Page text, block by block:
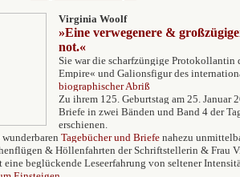
Virginia Woolf
»Eine verwegenere &
not.«
Sie war die scharfzüngige Protokollantin
Empire« und Galionsfigur des
biographischer Abriß
Zu ihrem 125. Geburtstag am 25. Januar
Briefe in zwei Bänden und Band 4 der
erschienen.
Tagebücher und Briefe nahezu
& Höllenfahrten der Schriftstellerin & Frau
eine beglückende Leseerfahrung von seltener